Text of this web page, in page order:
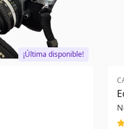
¡Última disponible!